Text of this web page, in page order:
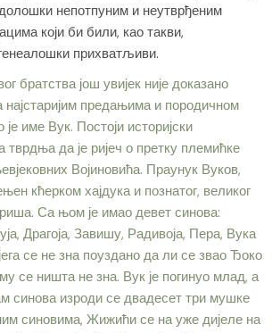
непотпуним и неутврђеним
који би били, као такви,
прихватљиви.
братства још увијек није доказано
најстаријим предањима и породичном
име Вук. Постоји историјски
тврдња да је ријеч о претку племићке
Војиновића. Праунук Вуков,
кћерком хајдука и познатог, великог
Са њом је имао девет синова:
Драгоја, Завишу, Радивоја, Пера, Вука
се не зна поуздано да ли се звао Ђоко
се ништа не зна. Вук је погинуо млад, а
синова изроди се двадесет три мушке
синовима, Жижићи се на уже дијеле на